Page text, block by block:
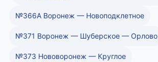
№366А Воронеж — Новоподклетное
№371 Воронеж — Шуберское — Орлово
№373 Нововоронеж — Круглое